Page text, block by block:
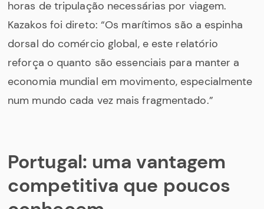
horas de tripulação necessárias por viagem.
Kazakos foi direto: “Os marítimos são a espinha
dorsal do comércio global, e este relatório
reforça o quanto são essenciais para manter a
economia mundial em movimento, especialmente
num mundo cada vez mais fragmentado.”
Portugal: uma vantagem
competitiva que poucos